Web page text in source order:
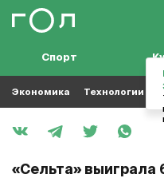
Спорт
Экономика Технологии
«Сельта» выиграла